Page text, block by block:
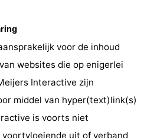
voor de inhoud
websites die op enigerlei
Interactive zijn
middel van hyper(text)link(s)
is voorts niet
uit of verband